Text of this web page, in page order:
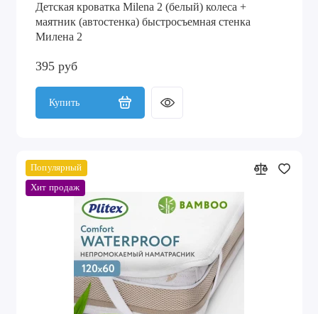
Детская кроватка Milena 2 (белый) колеса +
маятник (автостенка) быстросъемная стенка
Милена 2
395 руб
Купить
Популярный
Хит продаж